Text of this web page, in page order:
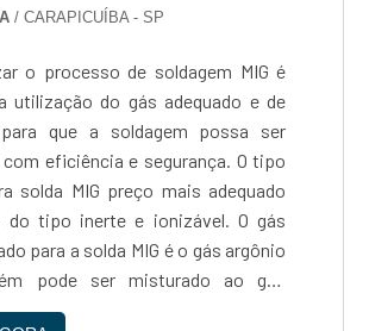
/ CARAPICUÍBA - SP
o processo de soldagem MIG é
utilização do gás adequado e de
para que a soldagem possa ser
eficiência e segurança. O tipo
solda MIG preço mais adequado
do tipo inerte e ionizável. O gás
para a solda MIG é o gás argônio
pode ser misturado ao gás
o que proporciona ainda